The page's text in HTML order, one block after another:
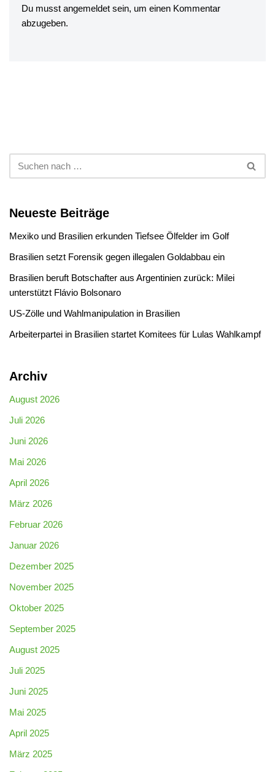
Du musst angemeldet sein, um einen Kommentar
abzugeben.
Neueste Beiträge
Mexiko und Brasilien erkunden Tiefsee Ölfelder im Golf
Brasilien setzt Forensik gegen illegalen Goldabbau ein
Brasilien beruft Botschafter aus Argentinien zurück: Milei
unterstützt Flávio Bolsonaro
US-Zölle und Wahlmanipulation in Brasilien
Arbeiterpartei in Brasilien startet Komitees für Lulas Wahlkampf
Archiv
August 2026
Juli 2026
Juni 2026
Mai 2026
April 2026
März 2026
Februar 2026
Januar 2026
Dezember 2025
November 2025
Oktober 2025
September 2025
August 2025
Juli 2025
Juni 2025
Mai 2025
April 2025
März 2025